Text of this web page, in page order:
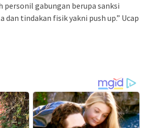
personil gabungan berupa sanksi
dan tindakan fisik yakni push up.” Ucap